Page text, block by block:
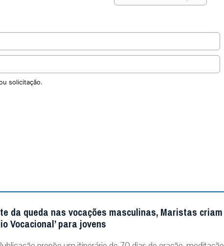
solicitação.
da queda nas vocações masculinas, Maristas criam
Vocacional’ para jovens